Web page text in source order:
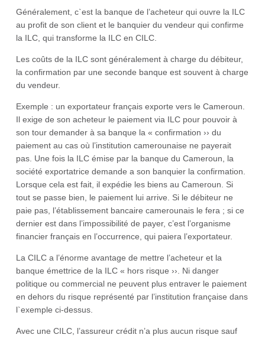
Généralement, c`est la banque de l’acheteur qui ouvre la ILC
au profit de son client et le banquier du vendeur qui confirme
la ILC, qui transforme la ILC en CILC.
Les coûts de la ILC sont généralement à charge du débiteur,
la confirmation par une seconde banque est souvent à charge
du vendeur.
Exemple : un exportateur français exporte vers le Cameroun.
Il exige de son acheteur le paiement via ILC pour pouvoir à
son tour demander à sa banque la « confirmation ›› du
paiement au cas où l’institution camerounaise ne payerait
pas. Une fois la ILC émise par la banque du Cameroun, la
société exportatrice demande a son banquier la confirmation.
Lorsque cela est fait, il expédie les biens au Cameroun. Si
tout se passe bien, le paiement lui arrive. Si le débiteur ne
paie pas, l’établissement bancaire camerounais le fera ; si ce
dernier est dans l’impossibilité de payer, c’est l’organisme
financier français en l’occurrence, qui paiera l’exportateur.
La CILC a l’énorme avantage de mettre l’acheteur et la
banque émettrice de la ILC « hors risque ››. Ni danger
politique ou commercial ne peuvent plus entraver le paiement
en dehors du risque représenté par l’institution française dans
l`exemple ci-dessus.
Avec une CILC, l’assureur crédit n’a plus aucun risque sauf